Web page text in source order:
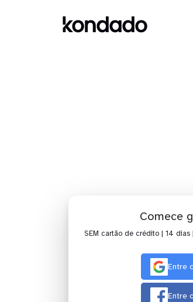
Comece
SEM cartão de crédito | 14
Entre
Entre